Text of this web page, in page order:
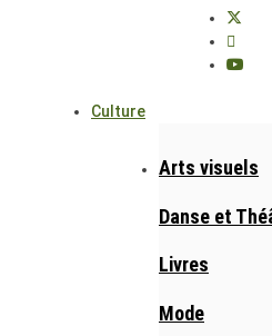
Culture
Arts visuels
Danse et
Livres
Mode